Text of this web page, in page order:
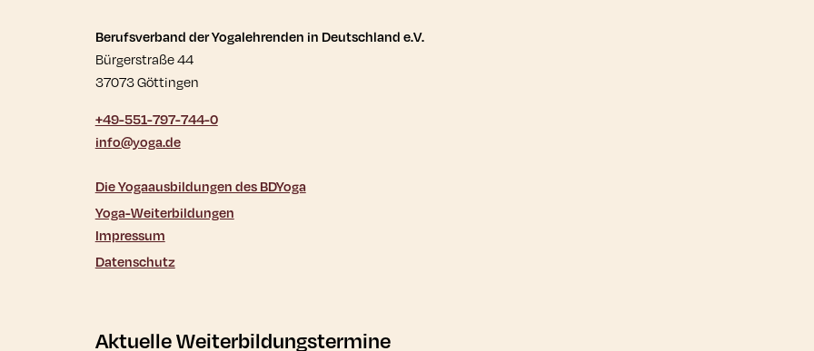
Kontaktdaten und weitere Links
Berufsverband der Yogalehrenden in Deutschland e.V.
Bürgerstraße 44
37073 Göttingen
+49-551-797-744-0
info@yoga.de
Die Yogaausbildungen des BDYoga
Yoga-Weiterbildungen
Impressum
Datenschutz
Aktuelle Weiterbildungstermine